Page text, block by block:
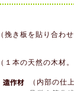
（挽き板を貼り合わ
（１本の天然の木材
（内部の仕